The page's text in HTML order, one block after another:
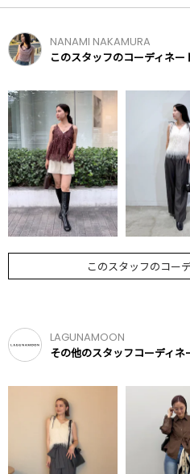
NANAMI NAKAMURA
このスタッフのコーディネー
このスタッフのコー
LAGUNAMOON
その他のスタッフコーディネ